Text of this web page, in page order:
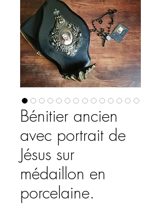
Bénitier ancien
avec portrait de
Jésus sur
médaillon en
porcelaine.